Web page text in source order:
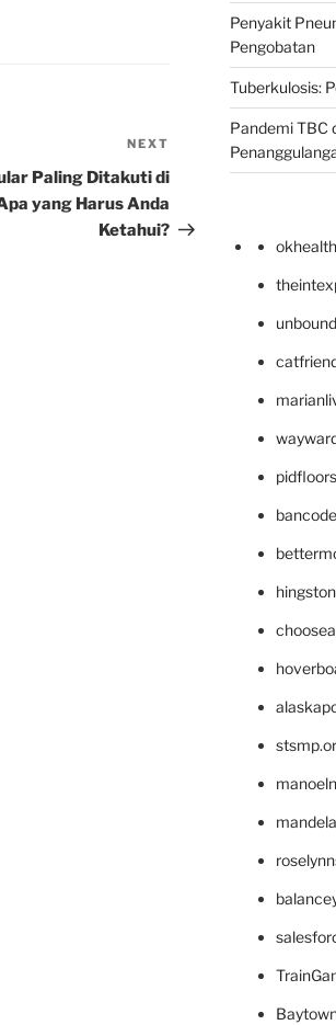
Post
NEXT
Paling Ditakuti di
yang Harus Anda
Ketahui?
Penyakit
Pengobatan
Tuberkulosis:
Pandemi TBC